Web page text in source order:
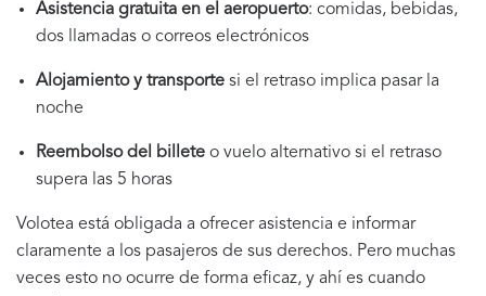
Asistencia gratuita en el aeropuerto: comidas, bebidas,
dos llamadas o correos electrónicos
Alojamiento y transporte si el retraso implica pasar la
noche
Reembolso del billete o vuelo alternativo si el retraso
supera las 5 horas
Volotea está obligada a ofrecer asistencia e informar
claramente a los pasajeros de sus derechos. Pero muchas
veces esto no ocurre de forma eficaz, y ahí es cuando